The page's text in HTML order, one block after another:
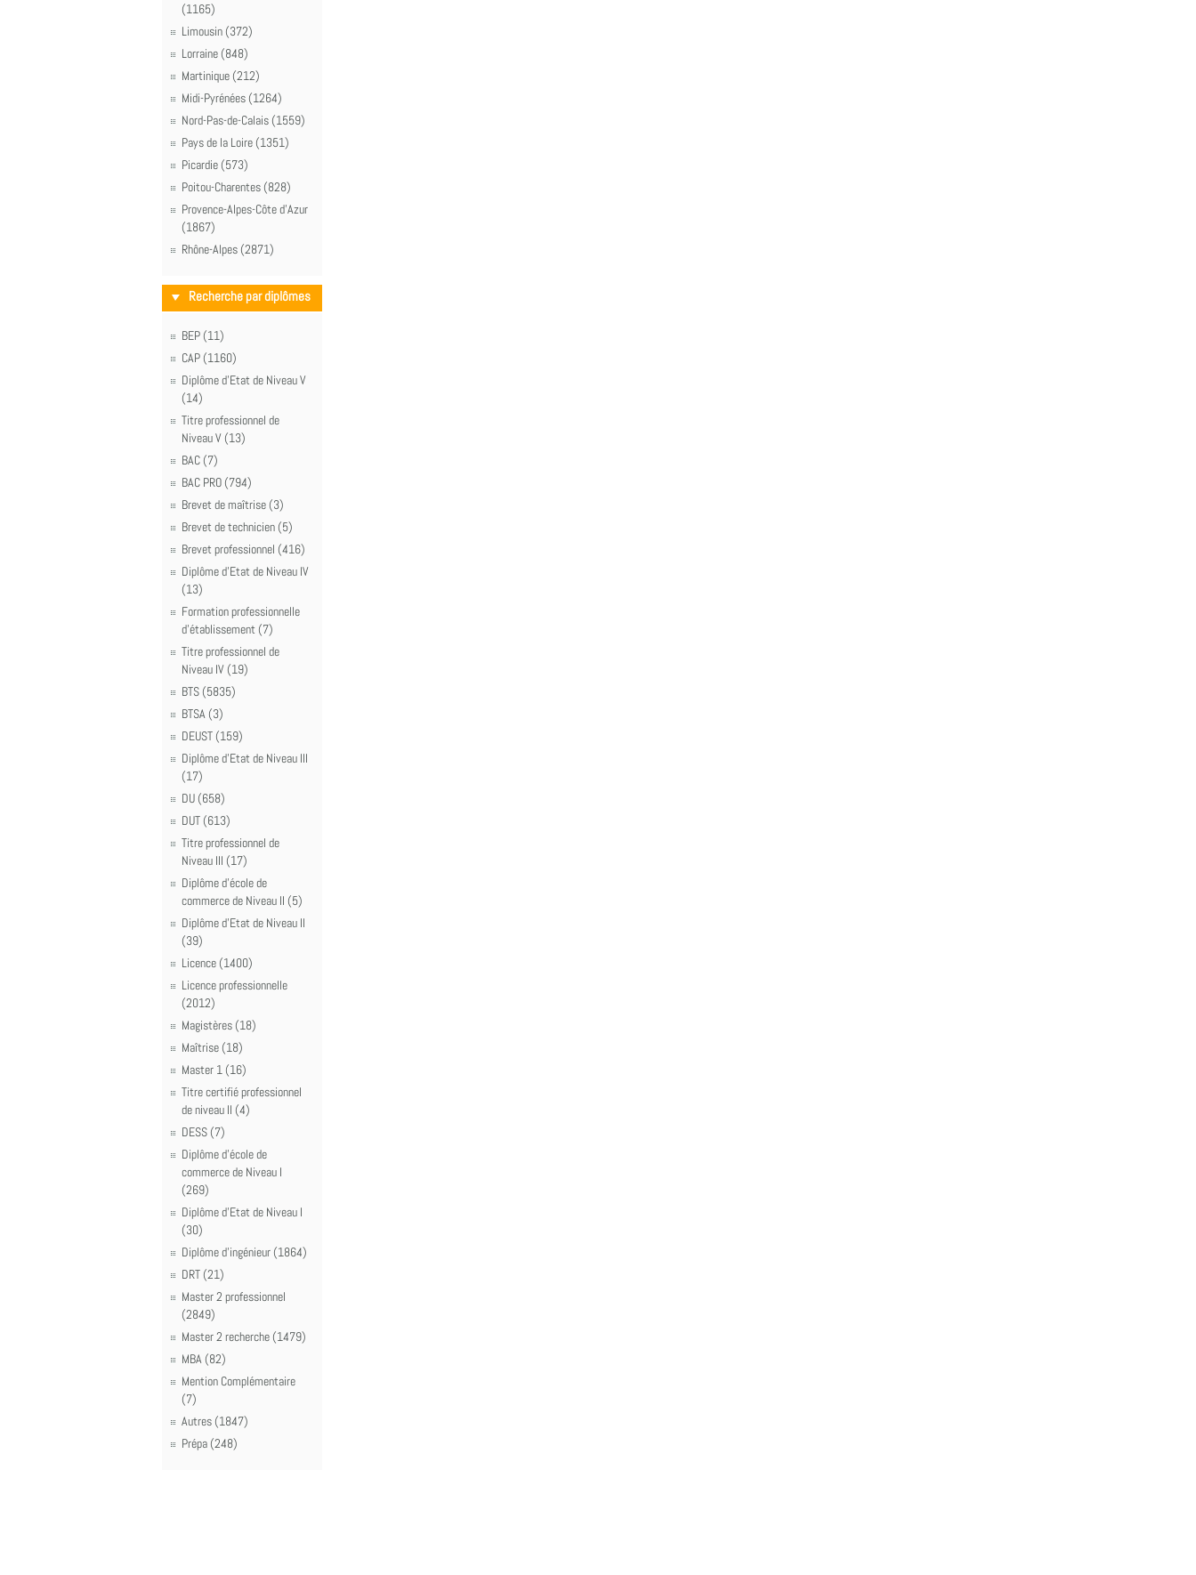
(1165)
Limousin (372)
Lorraine (848)
Martinique (212)
Midi-Pyrénées (1264)
Nord-Pas-de-Calais (1559)
Pays de la Loire (1351)
Picardie (573)
Poitou-Charentes (828)
Provence-Alpes-Côte d'Azur
(1867)
Rhône-Alpes (2871)
Recherche par diplômes
BEP (11)
CAP (1160)
Diplôme d'Etat de Niveau V
(14)
Titre professionnel de
Niveau V (13)
BAC (7)
BAC PRO (794)
Brevet de maîtrise (3)
Brevet de technicien (5)
Brevet professionnel (416)
Diplôme d'Etat de Niveau IV
(13)
Formation professionnelle
d'établissement (7)
Titre professionnel de
Niveau IV (19)
BTS (5835)
BTSA (3)
DEUST (159)
Diplôme d'Etat de Niveau III
(17)
DU (658)
DUT (613)
Titre professionnel de
Niveau III (17)
Diplôme d'école de
commerce de Niveau II (5)
Diplôme d'Etat de Niveau II
(39)
Licence (1400)
Licence professionnelle
(2012)
Magistères (18)
Maîtrise (18)
Master 1 (16)
Titre certifié professionnel
de niveau II (4)
DESS (7)
Diplôme d'école de
commerce de Niveau I
(269)
Diplôme d'Etat de Niveau I
(30)
Diplôme d'ingénieur (1864)
DRT (21)
Master 2 professionnel
(2849)
Master 2 recherche (1479)
MBA (82)
Mention Complémentaire
(7)
Autres (1847)
Prépa (248)